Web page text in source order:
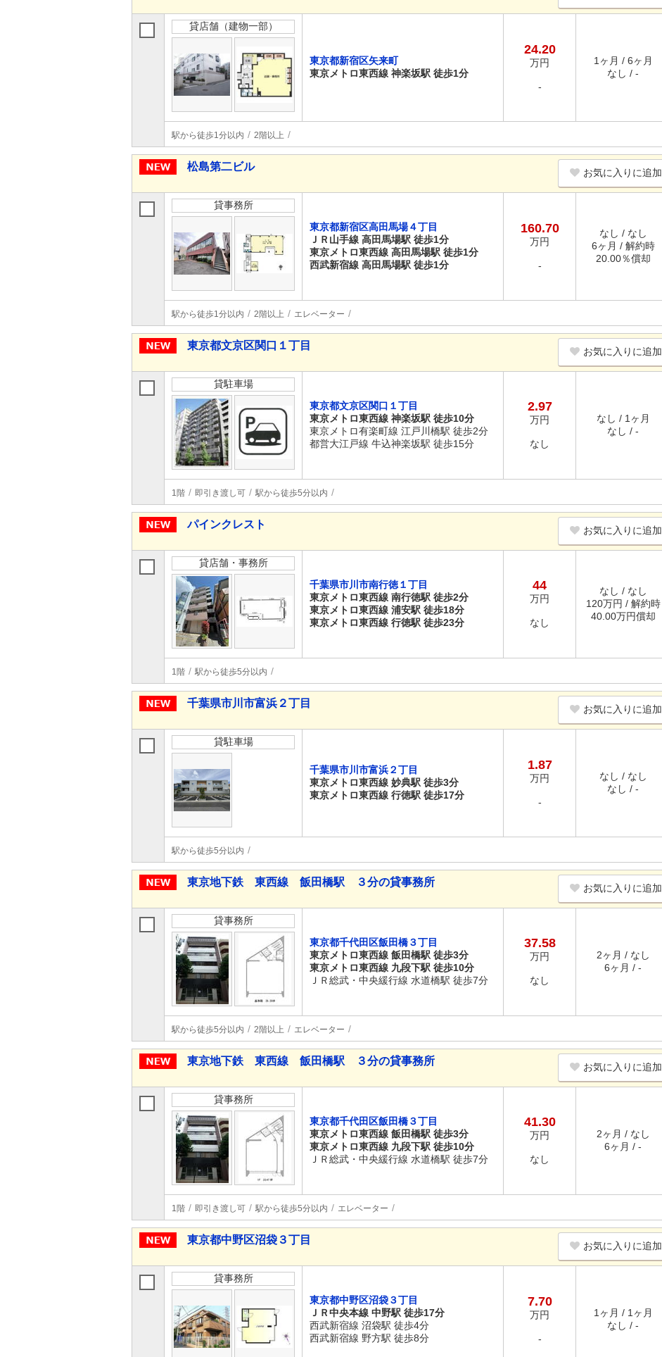
貸店舗（建物一部）
東京都新宿区矢来町
東京メトロ東西線 神楽坂駅 徒歩1分
24.20
万円
-
1ヶ月 / 6ヶ月
なし / -
駅から徒歩1分以内 2階以上
松島第二ビル お気に入りに追加
貸事務所
東京都新宿区高田馬場４丁目
ＪＲ山手線 高田馬場駅 徒歩1分
東京メトロ東西線 高田馬場駅 徒歩1分
西武新宿線 高田馬場駅 徒歩1分
160.70
万円
-
なし / なし
6ヶ月 / 解約時
20.00％償却
駅から徒歩1分以内 2階以上 エレベーター
東京都文京区関口１丁目 お気に入りに追加
貸駐車場
東京都文京区関口１丁目
東京メトロ東西線 神楽坂駅 徒歩10分
東京メトロ有楽町線 江戸川橋駅 徒歩2分
都営大江戸線 牛込神楽坂駅 徒歩15分
2.97
万円
なし
なし / 1ヶ月
なし / -
1階 即引き渡し可 駅から徒歩5分以内
パインクレスト お気に入りに追加
貸店舗・事務所
千葉県市川市南行徳１丁目
東京メトロ東西線 南行徳駅 徒歩2分
東京メトロ東西線 浦安駅 徒歩18分
東京メトロ東西線 行徳駅 徒歩23分
44
万円
なし
なし / なし
120万円 / 解約時
40.00万円償却
1階 駅から徒歩5分以内
千葉県市川市富浜２丁目 お気に入りに追加
貸駐車場
千葉県市川市富浜２丁目
東京メトロ東西線 妙典駅 徒歩3分
東京メトロ東西線 行徳駅 徒歩17分
1.87
万円
-
なし / なし
なし / -
駅から徒歩5分以内
東京地下鉄 東西線 飯田橋駅 ３分の貸事務所 お気に入りに追加
貸事務所
東京都千代田区飯田橋３丁目
東京メトロ東西線 飯田橋駅 徒歩3分
東京メトロ東西線 九段下駅 徒歩10分
ＪＲ総武・中央緩行線 水道橋駅 徒歩7分
37.58
万円
なし
2ヶ月 / なし
6ヶ月 / -
駅から徒歩5分以内 2階以上 エレベーター
東京地下鉄 東西線 飯田橋駅 ３分の貸事務所 お気に入りに追加
貸事務所
東京都千代田区飯田橋３丁目
東京メトロ東西線 飯田橋駅 徒歩3分
東京メトロ東西線 九段下駅 徒歩10分
ＪＲ総武・中央緩行線 水道橋駅 徒歩7分
41.30
万円
なし
2ヶ月 / なし
6ヶ月 / -
1階 即引き渡し可 駅から徒歩5分以内 エレベーター
東京都中野区沼袋３丁目 お気に入りに追加
貸事務所
東京都中野区沼袋３丁目
ＪＲ中央本線 中野駅 徒歩17分
西武新宿線 沼袋駅 徒歩4分
西武新宿線 野方駅 徒歩8分
7.70
万円
-
1ヶ月 / 1ヶ月
なし / -